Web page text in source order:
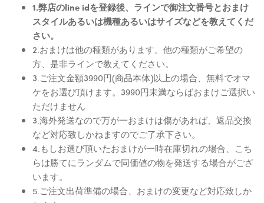
1.弊店のline idを登録後、ラインで御注文番号とおまけ
スタイルあるいは機種あるいはサイズなどを教えてくだ
さい。
2.おまけは他の種類があります。他の種類がご希望の
方、是非ラインで教えてください。
3.ご注文金額3990円(商品本体)以上の場合、無料でオマ
ケをお選び頂けます。3990円未満ならばおまけご選択い
ただけません
3.海外発送なので万が一おまけは傷があれば、返品交換
など対応致しかねますのでご了承下さい。
4.もしお選び頂いたおまけが一時在庫切れの場合、こち
らは勝てにランダムで同価値の物を発送する場合がござ
います。
5.ご注文出荷準備の場合、おまけの変更など対応致しか